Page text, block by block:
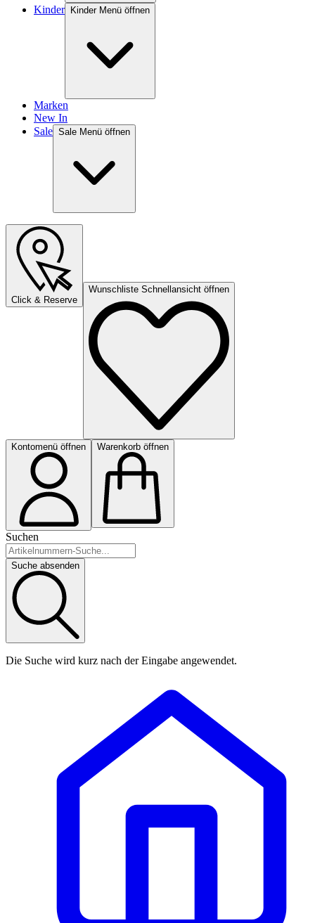
Kinder Kinder Menü öffnen
Marken
New In
Sale Sale Menü öffnen
Click & Reserve
Wunschliste Schnellansicht öffnen
Kontomenü öffnen Warenkorb öffnen
Suchen
Suche absenden
Die Suche wird kurz nach der Eingabe angewendet.